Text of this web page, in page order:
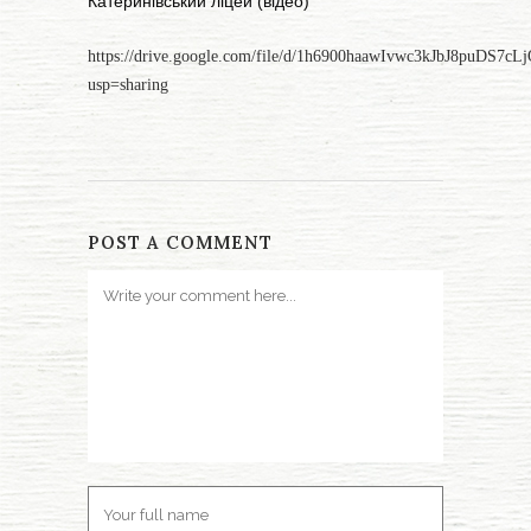
https://drive.google.com/file/d/
usp=sharing
POST A COMMENT